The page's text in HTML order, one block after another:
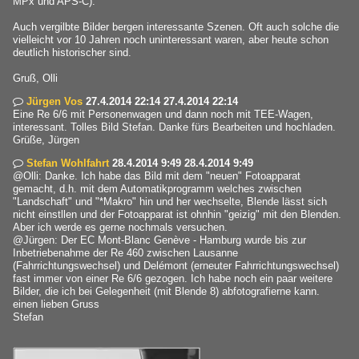
Auch vergilbte Bilder bergen interessante Szenen. Oft auch solche die
vielleicht vor 10 Jahren noch uninteressant waren, aber heute schon
deutlich historischer sind.
Gruß, Olli
 Jürgen Vos 27.4.2014 22:14 27.4.2014 22:14
Eine Re 6/6 mit Personenwagen und dann noch mit TEE-Wagen,
interessant. Tolles Bild Stefan. Danke fürs Bearbeiten und hochladen.
Grüße, Jürgen
 Stefan Wohlfahrt 28.4.2014 9:49 28.4.2014 9:49
@Olli: Danke. Ich habe das Bild mit dem "neuen" Fotoapparat
gemacht, d.h. mit dem Automatikprogramm welches zwischen
"Landschaft" und "*Makro" hin und her wechselte, Blende lässt sich
nicht einstllen und der Fotoapparat ist ohnhin "geizig" mit den Blenden.
Aber ich werde es gerne nochmals versuchen.
@Jürgen: Der EC Mont-Blanc Genève - Hamburg wurde bis zur
Inbetriebenahme der Re 460 zwischen Lausanne
(Fahrrichtungswechsel) und Delémont (erneuter Fahrrichtungswechsel)
fast immer von einer Re 6/6 gezogen. Ich habe noch ein paar weitere
Bilder, die ich bei Gelegenheit (mit Blende 8) abfotografierne kann.
einen lieben Gruss
Stefan